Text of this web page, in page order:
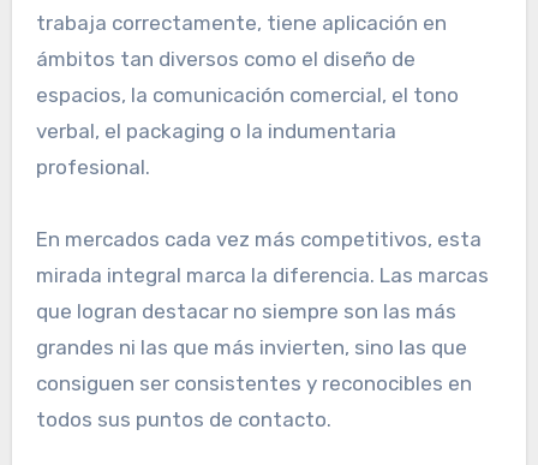
trabaja correctamente, tiene aplicación en
ámbitos tan diversos como el diseño de
espacios, la comunicación comercial, el tono
verbal, el packaging o la indumentaria
profesional.
En mercados cada vez más competitivos, esta
mirada integral marca la diferencia. Las marcas
que logran destacar no siempre son las más
grandes ni las que más invierten, sino las que
consiguen ser consistentes y reconocibles en
todos sus puntos de contacto.